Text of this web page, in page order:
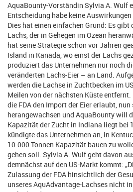
AquaBounty-Vorständin Sylvia A. Wulf
Entscheidung habe keine
Dies hat einen einfachen Grund: Es gibt
Lachs, der in Gehegen im Ozean
hat seine Strategie schon vor Jahren
Island in Kanada, wo einst der Lachs
produziert das Unternehmen nur noch
veränderten Lachs-Eier – an Land.
werden die Lachse in Zuchtbecken im
Meilen von der nächsten Küste
die FDA den Import der Eier erlaubt,
herangewachsen und AquaBounty will
Kapazität der Zucht in Indiana liegt bei
kündigte das Unternehmen an, in
10.000 Tonnen Kapazität bauen zu
gehen soll. Sylvia A. Wulf geht davon
demnächst auf den US-Markt kommt:
Zulassung der FDA hinsichtlich der
unseres AquAdvantage-Lachses nicht